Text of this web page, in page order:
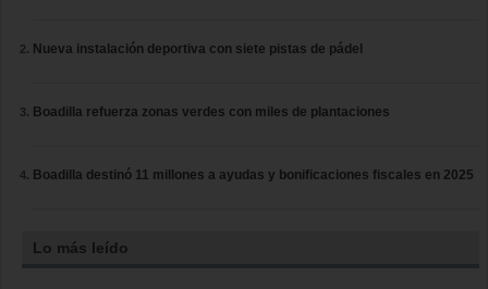
Nueva instalación deportiva con siete pistas de pádel
Boadilla refuerza zonas verdes con miles de plantaciones
Boadilla destinó 11 millones a ayudas y bonificaciones fiscales en 2025
Lo más leído